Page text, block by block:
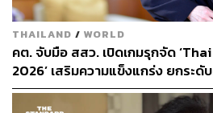
สำหรับการปรับปรุงความตกลง
อำนวยความสะดวกทางการค้า ลดอุ
เสริมการใช้เทคโนโลยีดิจิทัลในกร
ความโปร่งใสในการกำกับดูแล แล
อุปสรรคทางการค้าที่มีประสิทธิภาพ
THAILAND / WORLD
คต. จับมือ สสว. เปิดเกมรุกจัด
2026’ เสริมความแข็งแกร่ง ยกระดั
สำปะหลังไทยในตลาดโลก